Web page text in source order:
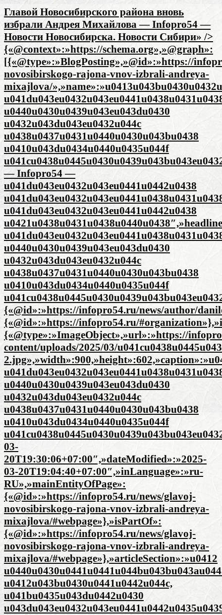
Главой Новосибирского района вновь
избрали Андрея Михайлова — Infopro54 —
Новости Новосибирска. Новости Сибири» />
{«@context»:»https://schema.org»,»@graph»:
[{«@type»:»BlogPosting»,»@id»:»https://
novosibirskogo-rajona-vnov-izbrali-andreya-
mixajlova/
u0440u0430u0439u043eu043du0430
u0432u043du043eu0432u044c
u0438u0437u0431u0440u0430u043bu0438
u0410u043du0434u0440u0435u044f
— Infopro54 —
u041du043eu0432u043eu0441u0442u0438
u041du043eu0432u043eu0441u0442u0438
u0440u0430u0439u043eu043du0430
u0432u043du043eu0432u044c
u0438u0437u0431u0440u0430u043bu0438
u0410u043du0434u0440u0435u044f
{«@id»:»https://infopro54.ru/news/author/
{«@id»:»https://infopro54.ru/
{«@type»:»ImageObject»,»url»:»https://
content/uploads/2025/03/
u0440u0430u0439u043eu043du0430
u0432u043du043eu0432u044c
u0438u0437u0431u0440u0430u043bu0438
u0410u043du0434u0440u0435u044f
03-
20T19:30:06+07:00″,»dateModified»:»2025-
03-20T19:04:40+07:00″,»inLanguage»:»ru-
RU»,»mainEntityOfPage»:
{«@id»:»https://infopro54.ru/news/glavoj-
novosibirskogo-rajona-vnov-izbrali-andreya-
mixajlova/#webpage»},»isPartOf»:
{«@id»:»https://infopro54.ru/news/glavoj-
novosibirskogo-rajona-vnov-izbrali-andreya-
mixajlova/#webpage»},»articleSection»:»u0412
u0412u043bu0430u0441u0442u044c,
u041bu0435u043du0442u0430